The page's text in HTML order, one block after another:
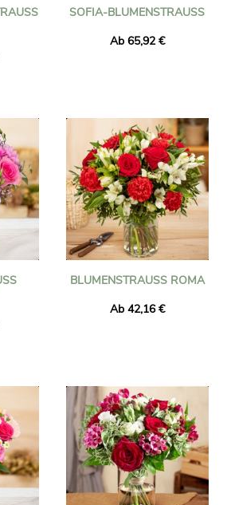
P
SOFIA-BLUMENSTRAUSS
Ab 65,92 €
M
BLUMENSTRAUSS ROMA
Ab 42,16 €